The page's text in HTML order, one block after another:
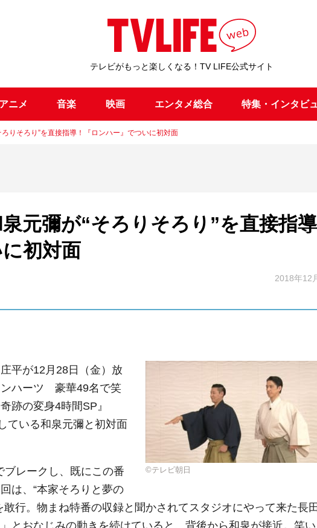
テレビがもっと楽しくなる！TV LIFE公式サイト
アニメ 音楽 映画 エンタメ総合 特集・インタビ
りそろり”を直接指導！『ロンハー』でついに初対面
元彌が“そろりそろり”を直接指
に初対面
2018年12
©テレビ朝日
平が12月28日（金）放
ハーツ 豪華49名で笑
跡の変身4時間SP』
ている和泉元彌と初対面
レークし、既にこの番
は、“本家そろりと夢の
行。物まね特番の収録と聞かされてスタジオにやって来た長
とおなじみの動きを続けていると、背後から和泉が接近。笑